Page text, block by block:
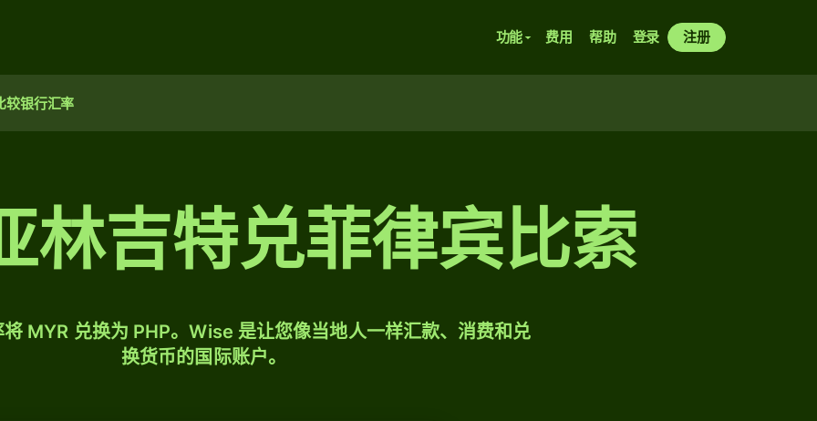
功能 费用 帮助 登录 注册
较银行汇率
林吉特兑菲律宾比索
MYR 兑换为 PHP。Wise 是让您像当地人一样汇款、消费和兑
换货币的国际账户。